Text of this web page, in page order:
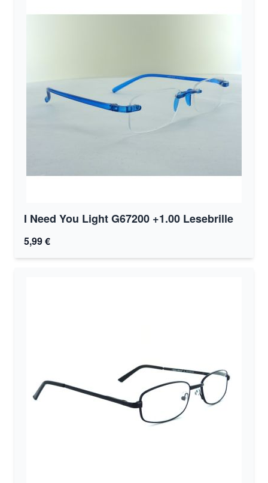
I Need You Light G67200 +1.00 Lesebrille
5,99 €